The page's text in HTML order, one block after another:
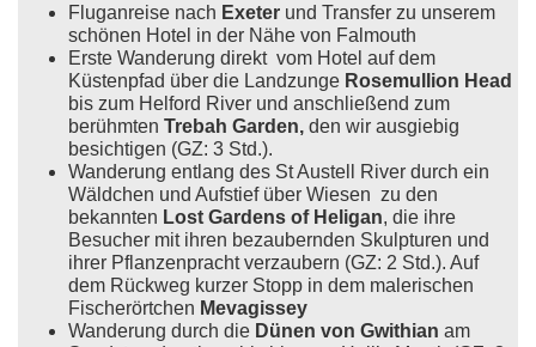
Fluganreise nach Exeter und Transfer zu unserem
schönen Hotel in der Nähe von Falmouth
Erste Wanderung direkt vom Hotel auf dem
Küstenpfad über die Landzunge Rosemullion Head
bis zum Helford River und anschließend zum
berühmten Trebah Garden, den wir ausgiebig
besichtigen (GZ: 3 Std.).
Wanderung entlang des St Austell River durch ein
Wäldchen und Aufstief über Wiesen zu den
bekannten Lost Gardens of Heligan, die ihre
Besucher mit ihren bezaubernden Skulpturen und
ihrer Pflanzenpracht verzaubern (GZ: 2 Std.). Auf
dem Rückweg kurzer Stopp in dem malerischen
Fischerörtchen Mevagissey
Wanderung durch die Dünen von Gwithian am